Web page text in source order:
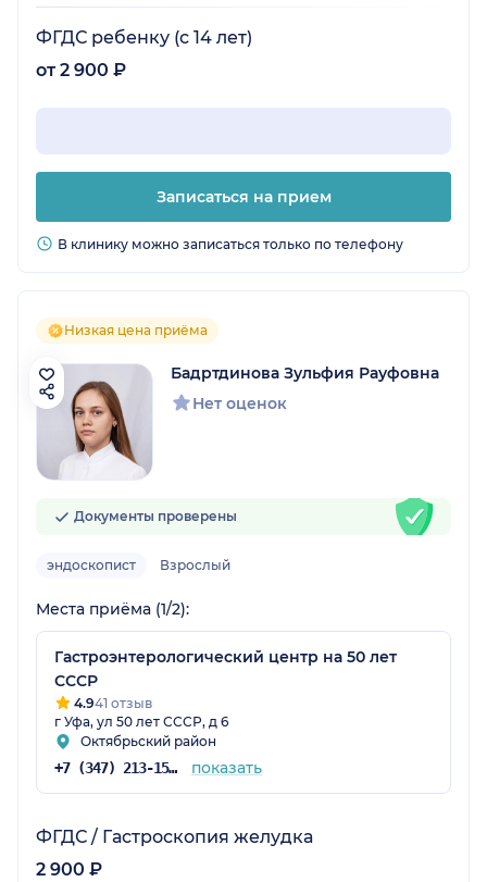
ФГДС ребенку (с 14 лет)
от 2 900 ₽
Записаться на прием
В клинику можно записаться только по телефону
Низкая цена приёма
Бадртдинова Зульфия Рауфовна
Нет оценок
Документы проверены
эндоскопист Взрослый
Места приёма (1/2):
Гастроэнтерологический центр на 50 лет
СССР
4.941 отзыв
г Уфа, ул 50 лет СССР, д 6
Октябрьский район
+7 (347) 213-15-78 показать
ФГДС / Гастроскопия желудка
2 900 ₽